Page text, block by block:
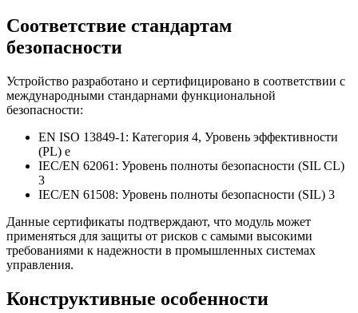
Соответствие стандартам
безопасности
Устройство разработано и сертифицировано в соответствии с
международными стандарнами функциональной
безопасности:
EN ISO 13849-1: Категория 4, Уровень эффективности
(PL) e
IEC/EN 62061: Уровень полноты безопасности (SIL CL)
3
IEC/EN 61508: Уровень полноты безопасности (SIL) 3
Данные сертификаты подтверждают, что модуль может
применяться для защиты от рисков с самыми высокими
требованиями к надежности в промышленных системах
управления.
Конструктивные особенности